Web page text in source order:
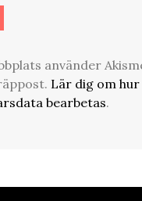
använder
Lär dig om
bearbetas.